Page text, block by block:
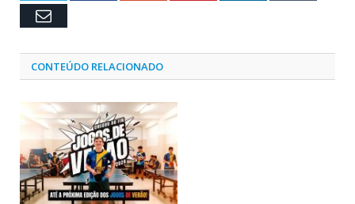
Email
CONTEÚDO RELACIONADO